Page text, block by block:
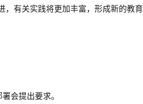
，有关实践将更加丰富，形成新的教育
会提出要求。